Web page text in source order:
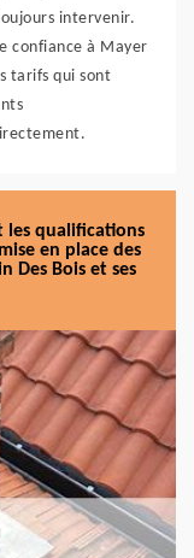
intervenir.
confiance à Mayer
tarifs qui sont
les qualifications
en place des
Des Bois et ses